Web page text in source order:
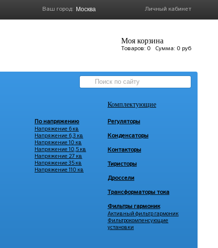
Личный кабинет
Ваш город:
Моя корзина
Товаров: 0 Сумма: 0 руб
По напряжению
Напряжение 6 кв
Напряжение 6,3 кв
Напряжение 10 кв
Напряжение 10,5 кв
Напряжение 27 кв
Напряжение 35 кв
Напряжение 110 кв
Комплектующие
Регуляторы
Конденсаторы
Контакторы
Тиристоры
Дроссели
Трансформаторы тока
Фильтры гармоник
Активный фильтр гармоник
Фильтрокомпенсующие
установки